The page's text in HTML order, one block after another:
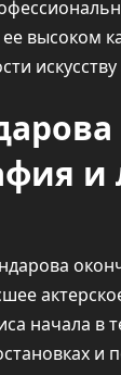
высоком
искусству
и
начала в
и